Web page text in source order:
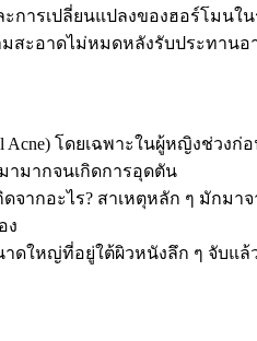
การเปลี่ยนแปลงของฮอร์โมน
สะอาดไม่หมดหลังรับประทานอ
โดยเฉพาะในผู้หญิงช่วง
ามากจนเกิดการอุดตัน
ากอะไร? สาเหตุหลัก ๆ มักม
ง
ดใหญ่ที่อยู่ใต้ผิวหนังลึก ๆ จับแล้